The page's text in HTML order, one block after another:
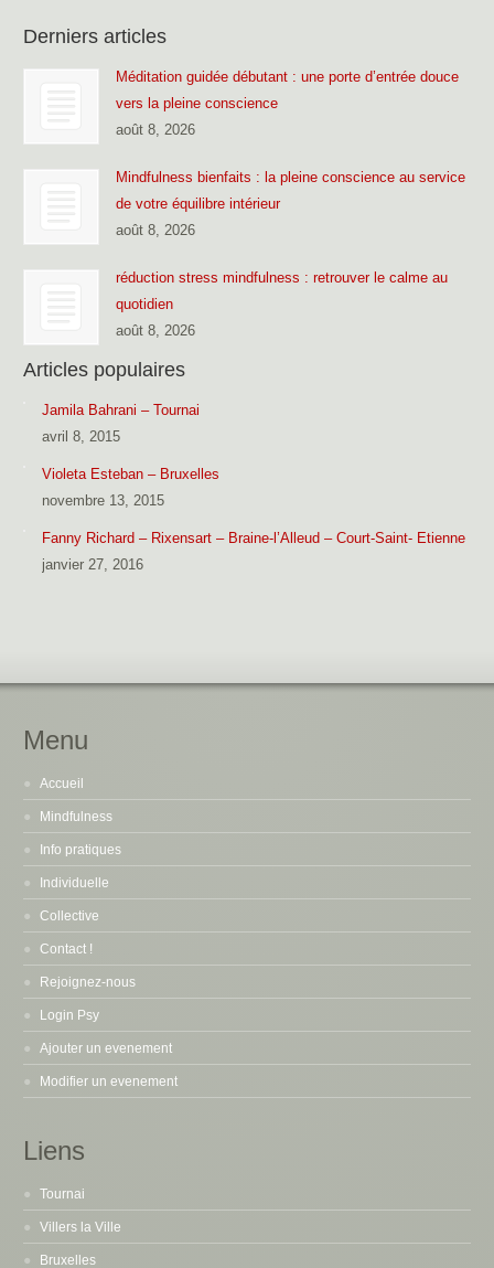
Derniers articles
Méditation guidée débutant : une porte d’entrée douce
vers la pleine conscience
août 8, 2026
Mindfulness bienfaits : la pleine conscience au service
de votre équilibre intérieur
août 8, 2026
réduction stress mindfulness : retrouver le calme au
quotidien
août 8, 2026
Articles populaires
Jamila Bahrani – Tournai
avril 8, 2015
Violeta Esteban – Bruxelles
novembre 13, 2015
Fanny Richard – Rixensart – Braine-l’Alleud – Court-Saint- Etienne
janvier 27, 2016
Menu
Accueil
Mindfulness
Info pratiques
Individuelle
Collective
Contact !
Rejoignez-nous
Login Psy
Ajouter un evenement
Modifier un evenement
Liens
Tournai
Villers la Ville
Bruxelles